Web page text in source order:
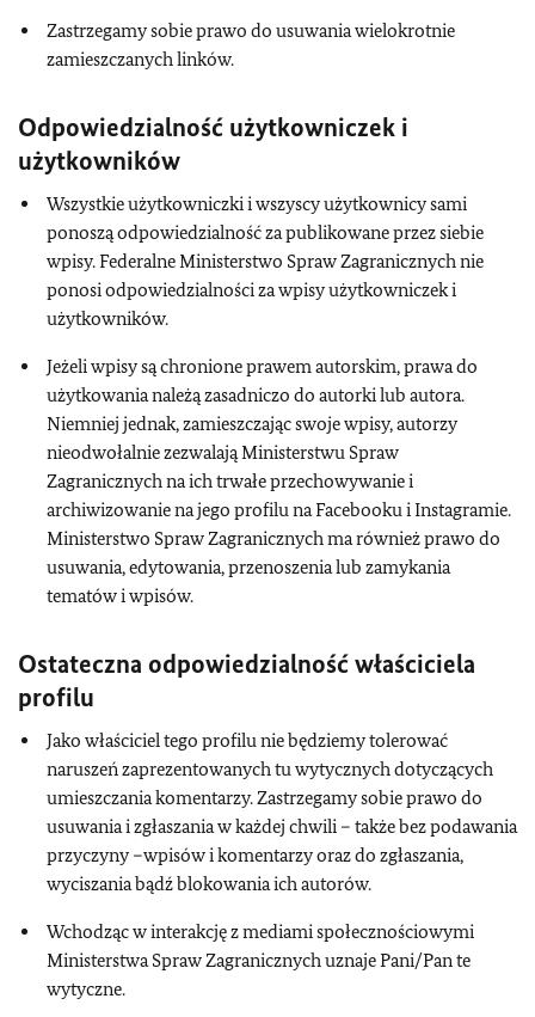
Zastrzegamy sobie prawo do usuwania wielokrotnie
zamieszczanych linków.
Odpowiedzialność użytkowniczek i
użytkowników
Wszystkie użytkowniczki i wszyscy użytkownicy sami
ponoszą odpowiedzialność za publikowane przez siebie
wpisy. Federalne Ministerstwo Spraw Zagranicznych nie
ponosi odpowiedzialności za wpisy użytkowniczek i
użytkowników.
Jeżeli wpisy są chronione prawem autorskim, prawa do
użytkowania należą zasadniczo do autorki lub autora.
Niemniej jednak, zamieszczając swoje wpisy, autorzy
nieodwołalnie zezwalają Ministerstwu Spraw
Zagranicznych na ich trwałe przechowywanie i
archiwizowanie na jego profilu na Facebooku i Instagramie.
Ministerstwo Spraw Zagranicznych ma również prawo do
usuwania, edytowania, przenoszenia lub zamykania
tematów i wpisów.
Ostateczna odpowiedzialność właściciela
profilu
Jako właściciel tego profilu nie będziemy tolerować
naruszeń zaprezentowanych tu wytycznych dotyczących
umieszczania komentarzy. Zastrzegamy sobie prawo do
usuwania i zgłaszania w każdej chwili – także bez podawania
przyczyny –wpisów i komentarzy oraz do zgłaszania,
wyciszania bądź blokowania ich autorów.
Wchodząc w interakcję z mediami społecznościowymi
Ministerstwa Spraw Zagranicznych uznaje Pani/Pan te
wytyczne.